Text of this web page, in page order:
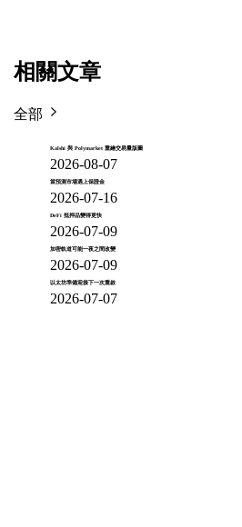
相關文章
全部
Kalshi 與 Polymarket 重繪交易量版圖
2026-08-07
當預測市場遇上保證金
2026-07-16
DeFi 抵押品變得更快
2026-07-09
加密軌道可能一夜之間改變
2026-07-09
以太坊準備迎接下一次重啟
2026-07-07